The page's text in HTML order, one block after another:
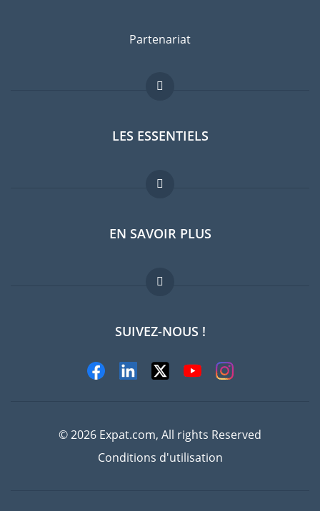
Partenariat
LES ESSENTIELS
Forum expatriés
Guides pays
Offres d'emploi
EN SAVOIR PLUS
FAQ
Experts
SUIVEZ-NOUS !
© 2026 Expat.com, All rights Reserved
Conditions d'utilisation